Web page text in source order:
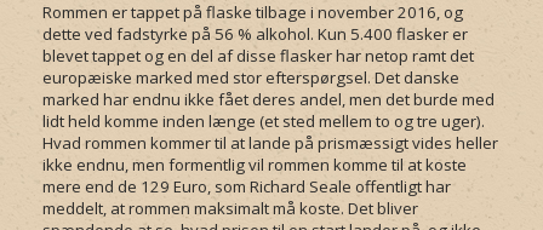
Rommen er tappet på flaske tilbage i november 2016, og
dette ved fadstyrke på 56 % alkohol. Kun 5.400 flasker er
blevet tappet og en del af disse flasker har netop ramt det
europæiske marked med stor efterspørgsel. Det danske
marked har endnu ikke fået deres andel, men det burde med
lidt held komme inden længe (et sted mellem to og tre uger).
Hvad rommen kommer til at lande på prismæssigt vides heller
ikke endnu, men formentlig vil rommen komme til at koste
mere end de 129 Euro, som Richard Seale offentligt har
meddelt, at rommen maksimalt må koste. Det bliver